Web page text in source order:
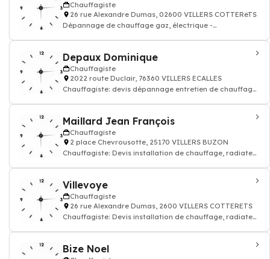
Chauffagiste
26 rue Alexandre Dumas, 02600 VILLERS COTTERêTS
Dépannage de chauffage gaz, électrique -
Depaux Dominique
Chauffagiste
2022 route Duclair, 76360 VILLERS ECALLES
Chauffagiste: devis dépannage entretien de chauffage,
Maillard Jean François
Chauffagiste
2 place Chevrousotte, 25170 VILLERS BUZON
Chauffagiste: Devis installation de chauffage, radiateur
Villevoye
Chauffagiste
26 rue Alexandre Dumas, 2600 VILLERS COTTERETS
Chauffagiste: Devis installation de chauffage, radiateur
Bize Noel